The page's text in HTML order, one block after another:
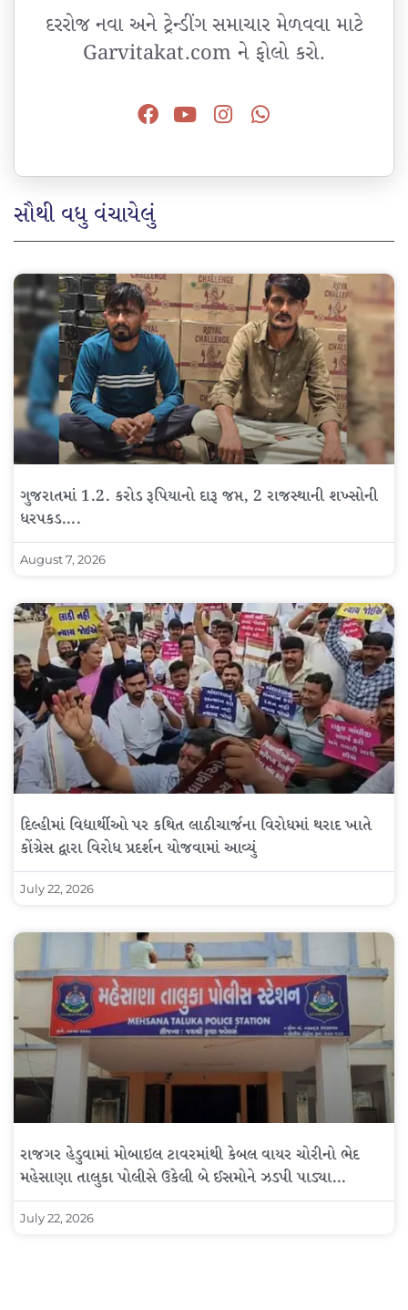
દરરોજ નવા અને ટ્રેન્ડીંગ સમાચાર મેળવવા માટે
Garvitakat.com ને ફોલો કરો.
સૌથી વધુ વંચાયેલું
ગુજરાતમાં 1.2. કરોડ રૂપિયાનો દારૂ જપ્ત, 2 રાજસ્થાની શખ્સોની
ધરપકડ….
August 7, 2026
દિલ્હીમાં વિદ્યાર્થીઓ પર કથિત લાઠીચાર્જના વિરોધમાં થરાદ ખાતે
કોંગ્રેસ દ્વારા વિરોધ પ્રદર્શન યોજવામાં આવ્યું
July 22, 2026
રાજગર હેડુવામાં મોબાઇલ ટાવરમાંથી કેબલ વાયર ચોરીનો ભેદ
મહેસાણા તાલુકા પોલીસે ઉકેલી બે ઈસમોને ઝડપી પાડ્યા…
July 22, 2026